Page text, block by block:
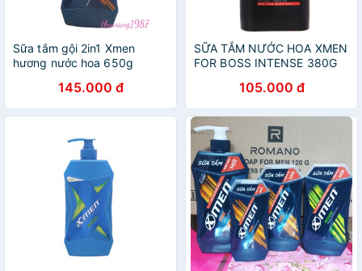
Sữa tắm gội 2in1 Xmen
hương nước hoa 650g
145.000 đ
SỮA TẮM NƯỚC HOA XMEN
FOR BOSS INTENSE 380G
105.000 đ